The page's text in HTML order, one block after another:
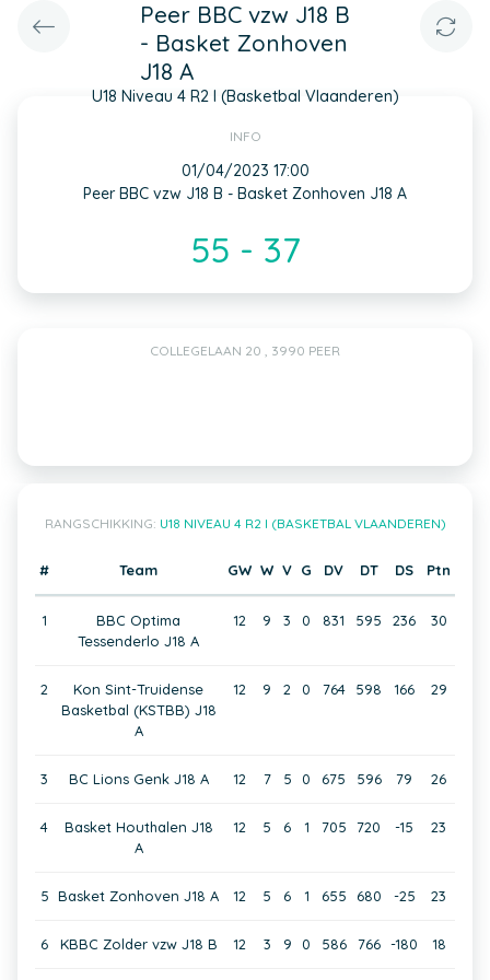
Peer BBC vzw J18 B
- Basket Zonhoven
J18 A
U18 Niveau 4 R2 I (Basketbal Vlaanderen)
INFO
01/04/2023 17:00
Peer BBC vzw J18 B - Basket Zonhoven J18 A
55 - 37
COLLEGELAAN 20 , 3990 PEER
RANGSCHIKKING: U18 NIVEAU 4 R2 I (BASKETBAL VLAANDEREN)
# Team GW W V G DV DT DS Ptn
1
BBC Optima
Tessenderlo J18 A
12 9 3 0 831 595 236 30
2
Kon Sint-Truidense
Basketbal (KSTBB) J18
A
12 9 2 0 764 598 166 29
3 BC Lions Genk J18 A 12 7 5 0 675 596 79 26
4
Basket Houthalen J18
A
12 5 6 1 705 720 -15 23
5 Basket Zonhoven J18 A 12 5 6 1 655 680 -25 23
6 KBBC Zolder vzw J18 B 12 3 9 0 586 766 -180 18